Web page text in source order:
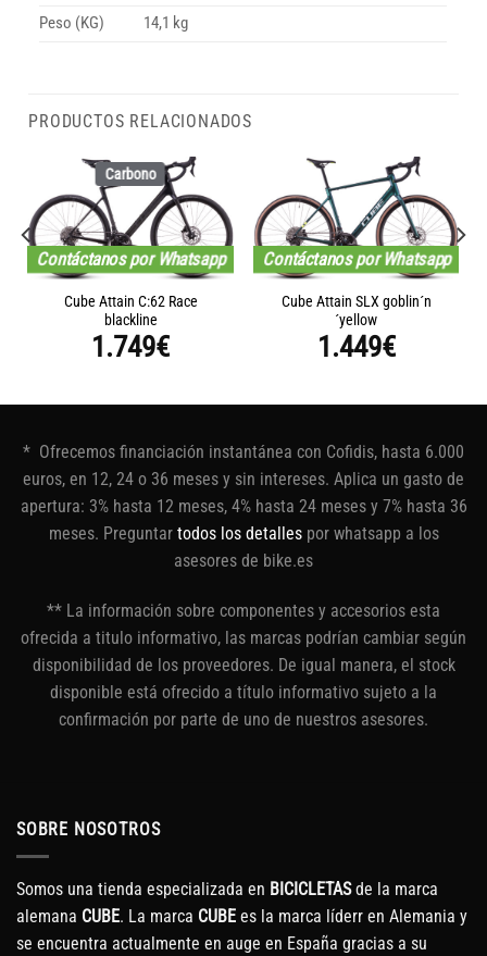
Peso (KG)
14,1 kg
PRODUCTOS RELACIONADOS
Carbono
Contáctanos por Whatsapp
Cube Attain C:62 Race
blackline
1.749€
Contáctanos por Whatsapp
Cube Attain SLX goblin´n
´yellow
1.449€
* Ofrecemos financiación instantánea con Cofidis, hasta 6.000
euros, en 12, 24 o 36 meses y sin intereses. Aplica un gasto de
apertura: 3% hasta 12 meses, 4% hasta 24 meses y 7% hasta 36
meses. Preguntar todos los detallespor whatsapp a los
asesores de bike.es
** La información sobre componentes y accesorios esta
ofrecida a titulo informativo, las marcas podrían cambiar según
disponibilidad de los proveedores. De igual manera, el stock
disponible está ofrecido a título informativo sujeto a la
confirmación por parte de uno de nuestros asesores.
SOBRE NOSOTROS
Somos una tienda especializada en BICICLETASde la marca
alemana CUBE. La marca CUBE es la marca líderr en Alemania y
se encuentra actualmente en auge en España gracias a su